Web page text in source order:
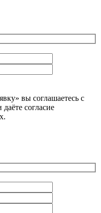
вы соглашаетесь с
даёте согласие